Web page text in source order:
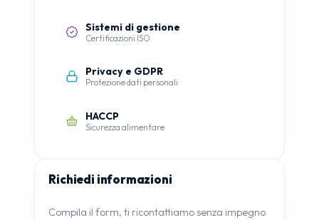
Sistemi di gestione
Certificazioni ISO
Privacy e GDPR
Protezione dati personali
HACCP
Sicurezza alimentare
Richiedi informazioni
Compila il form, ti ricontattiamo senza impegno